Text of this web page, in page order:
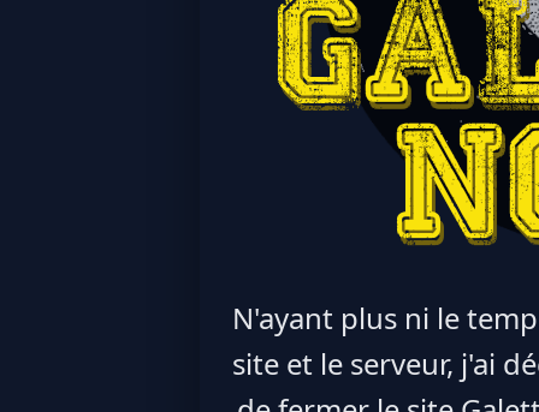
N'ayant plus ni le
site et le serveur, j'ai